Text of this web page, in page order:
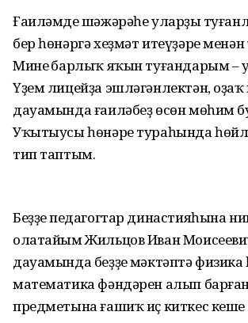
Ғаиләмдең шәжәрәһе уларҙың
бер һөнәргә хеҙмәт итеүҙәре
Минең барлыҡ яҡын туғандарым –
Үҙем лицейҙа эшләгәнлектән,
дауамында ғаиләбеҙ өсөн мөһим
Уҡытыусы һөнәре тураһында
тип таптым.
Беҙҙең педагогтар династияһына
олатайым Жильцов Иван
дауамында беҙҙең мәктәптә
математика фәндәрен алып
предметына ғашиҡ иҫ киткес кеше